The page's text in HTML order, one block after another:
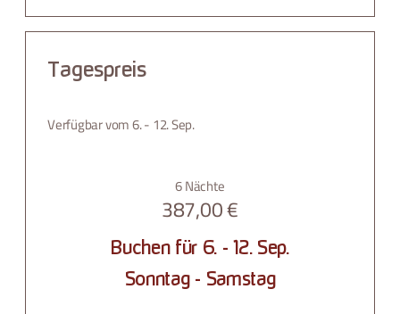
Tagespreis
Verfügbar vom 6. - 12. Sep.
6 Nächte
387,00 €
Buchen für 6. - 12. Sep.
Sonntag - Samstag